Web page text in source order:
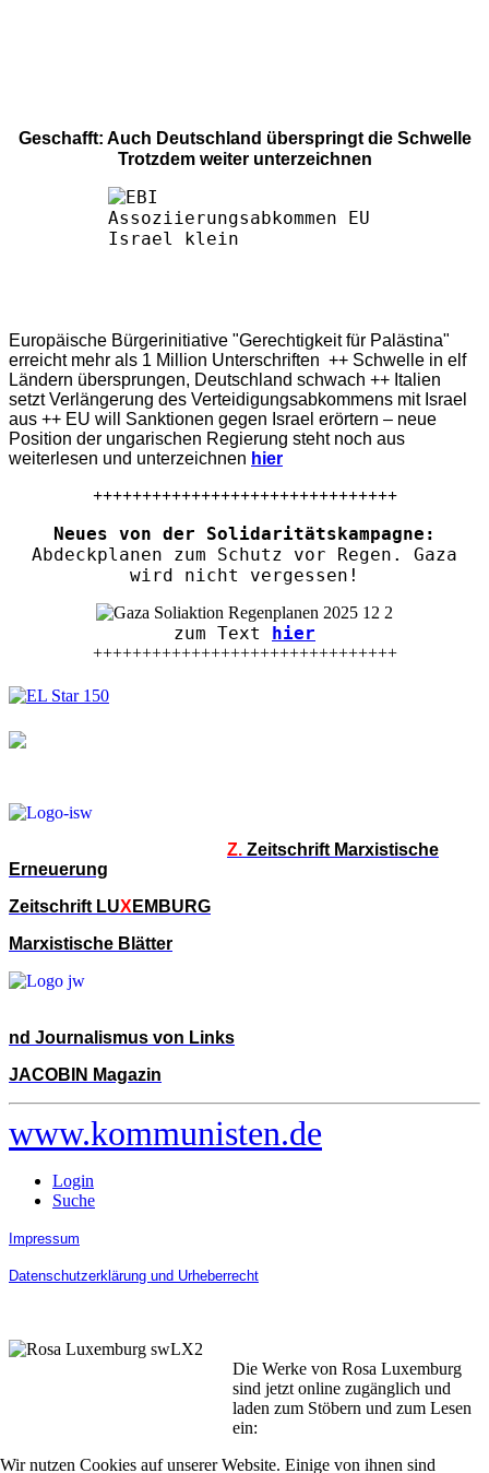
Geschafft: Auch Deutschland überspringt die Schwelle
Trotzdem weiter unterzeichnen
Europäische Bürgerinitiative "Gerechtigkeit für Palästina"
erreicht mehr als 1 Million Unterschriften ++ Schwelle in elf
Ländern übersprungen, Deutschland schwach ++ Italien
setzt Verlängerung des Verteidigungsabkommens mit Israel
aus ++ EU will Sanktionen gegen Israel erörtern – neue
Position der ungarischen Regierung steht noch aus
weiterlesen und unterzeichnen hier
+++++++++++++++++++++++++++++++
Neues von der Solidaritätskampagne:
Abdeckplanen zum Schutz vor Regen. Gaza
wird nicht vergessen!
zum Text hier
+++++++++++++++++++++++++++++++
Z. Zeitschrift Marxistische
Erneuerung
Zeitschrift LUX EMBURG
Marxistische Blätter
nd Journalismus von Links
JACOBIN Magazin
www.kommunisten.de
Login
Suche
Impressum
Datenschutzerklärung und Urheberrecht
Die Werke von Rosa Luxemburg
sind jetzt online zugänglich und
laden zum Stöbern und zum Lesen
ein:
Wir nutzen Cookies auf unserer Website. Einige von ihnen sind